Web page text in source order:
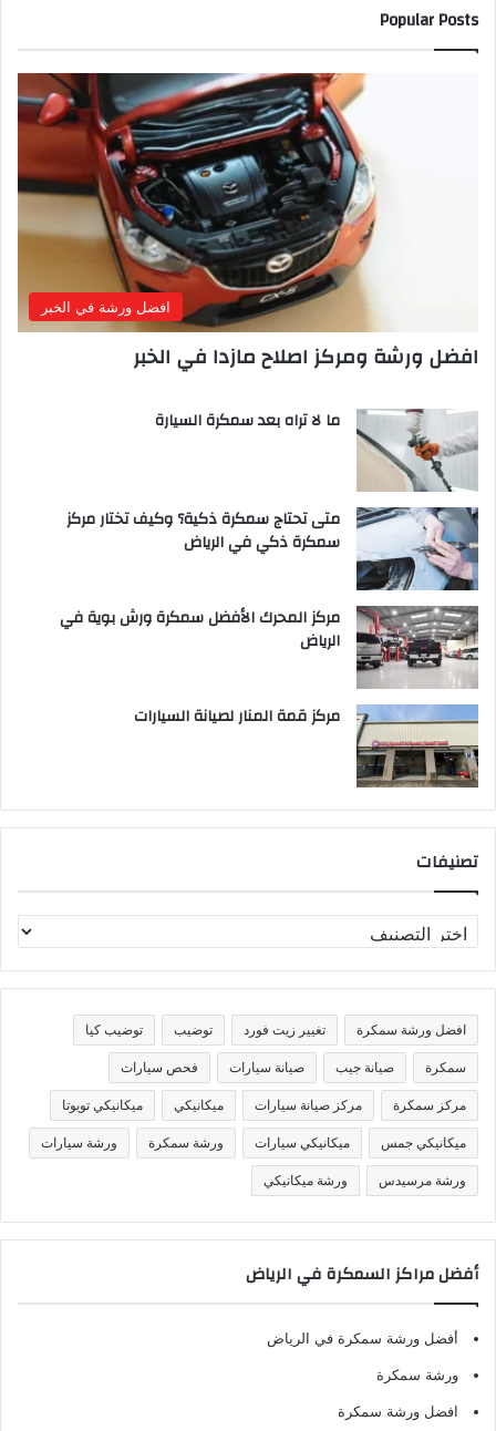
Popular Posts
افضل ورشة في الخبر
افضل ورشة ومركز اصلاح مازدا في الخبر
ما لا تراه بعد سمكرة السيارة
متى تحتاج سمكرة ذكية؟ وكيف تختار مركز
سمكرة ذكي في الرياض
مركز المحرك الأفضل سمكرة ورش بوية في
الرياض
مركز قمة المنار لصيانة السيارات
تصنيفات
ص
ن
ف
ا
افضل ورشة سمكرة تغيير زيت فورد توضيب توضيب كيا
سمكرة صيانة جيب صيانة سيارات فحص سيارات
مركز سمكرة مركز صيانة سيارات ميكانيكي ميكانيكي تويوتا
ميكانيكي جمس ميكانيكي سيارات ورشة سمكرة ورشة سيارات
ورشة مرسيدس ورشة ميكانيكي
أفضل مراكز السمكرة في الرياض
أفضل ورشة سمكرة في الرياض
ورشة سمكرة
افضل ورشة سمكرة